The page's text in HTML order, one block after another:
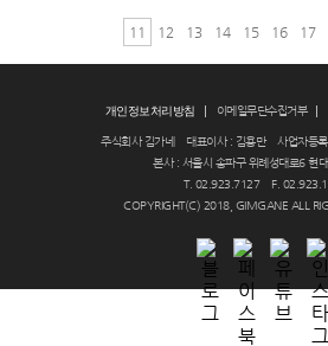
11 12 13 14 15 16 17
개인정보처리방침 이메일무단수집거부
주식회사 김가네 대표이사 : 김용만 사업자등
본사 : 서울시 송파구 위례성대로6 현
T. 02.923.7127 F.
COPYRIGHT(C) 2018, GIMGANE ALL